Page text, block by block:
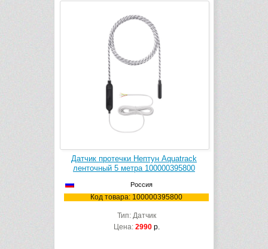
Датчик протечки Нептун Aquatrack
ленточный 5 метра 100000395800
Россия
Код товара: 100000395800
Тип: Датчик
Цена: 2990р.